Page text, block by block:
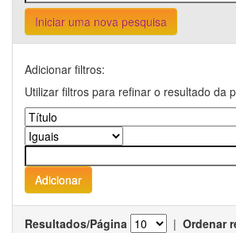
Iniciar uma nova pesquisa
Adicionar filtros:
Utilizar filtros para refinar o resultado da
Resultados/Página | Ordenar